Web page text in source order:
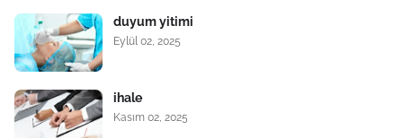
duyum yitimi
Eylül 02, 2025
ihale
Kasım 02, 2025